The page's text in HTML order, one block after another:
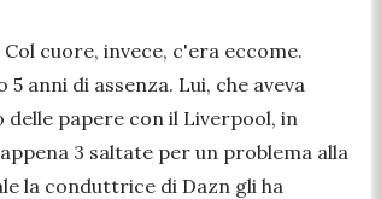
cuore, invece, c'era eccome.
5 anni di assenza. Lui, che aveva
papere con il Liverpool, in
3 saltate per un problema alla
la conduttrice di Dazn gli ha